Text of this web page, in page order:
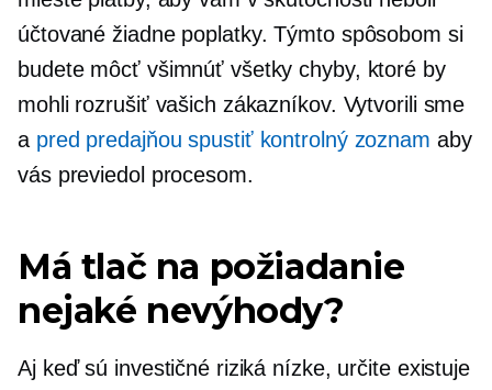
účtované žiadne poplatky. Týmto spôsobom si
budete môcť všimnúť všetky chyby, ktoré by
mohli rozrušiť vašich zákazníkov. Vytvorili sme
a pred predajňou spustiť kontrolný zoznam aby
vás previedol procesom.
Má tlač na požiadanie
nejaké nevýhody?
Aj keď sú investičné riziká nízke, určite existuje